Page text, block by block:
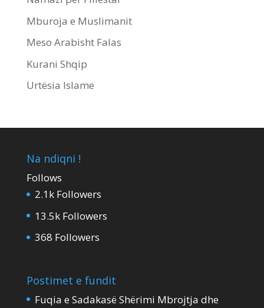
Mburoja e Muslimanit
Meso Arabisht Falas
Kurani Shqip
Urtësia Islame
Na ndiqni !
Follows
2.1k Followers
13.5k Followers
368 Followers
Postimet e fundit
Fuqia e Sadakasë Shërimi Mbrojtja dhe